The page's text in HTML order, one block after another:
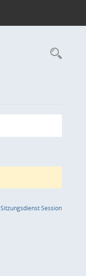
SitzungsdienstSession(Wird in